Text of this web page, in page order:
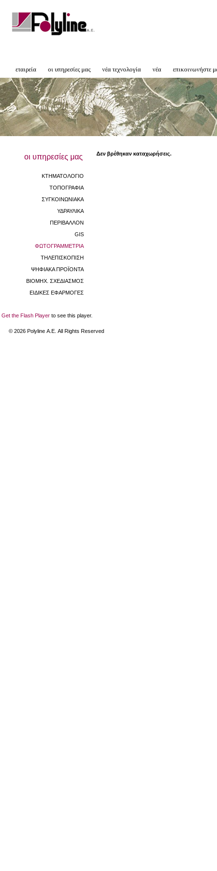
εταιρεία οι υπηρεσίες μας νέα τεχνολογία νέα επικοινωνήστε
οι υπηρεσίες μας
ΚΤΗΜΑΤΟΛΟΓΙΟ
ΤΟΠΟΓΡΑΦΙΑ
ΣΥΓΚΟΙΝΩΝΙΑΚΑ
ΥΔΡΑΥΛΙΚΑ
ΠΕΡΙΒΑΛΛΟΝ
GIS
ΦΩΤΟΓΡΑΜΜΕΤΡΙΑ
ΤΗΛΕΠΙΣΚΟΠΙΣΗ
ΨΗΦΙΑΚΑ ΠΡΟΪΟΝΤΑ
ΒΙΟΜHX. ΣΧΕΔΙΑΣΜΟΣ
ΕΙΔΙΚΕΣ ΕΦΑΡΜΟΓΕΣ
Δεν βρέθηκαν καταχωρήσεις.
Get the Flash Player to see this player.
© 2026 Polyline Α.Ε. All Rights Reserved